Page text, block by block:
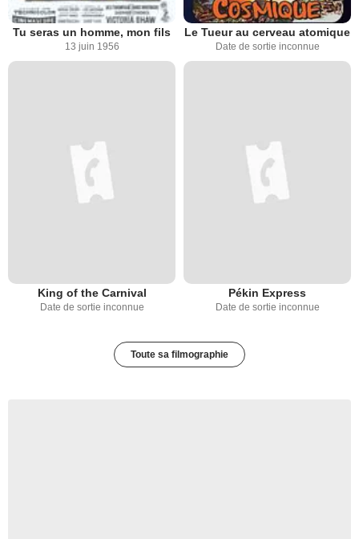
Tu seras un homme, mon fils
13 juin 1956
Le Tueur au cerveau atomique
Date de sortie inconnue
King of the Carnival
Date de sortie inconnue
Pékin Express
Date de sortie inconnue
Toute sa filmographie